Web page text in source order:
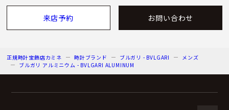
来店予約 お問い合わせ
正規時計宝飾店カミネ 時計ブランド ブルガリ - BVLGARI
メンズ
ブルガリ アルミニウム - BVLGARI ALUMINUM